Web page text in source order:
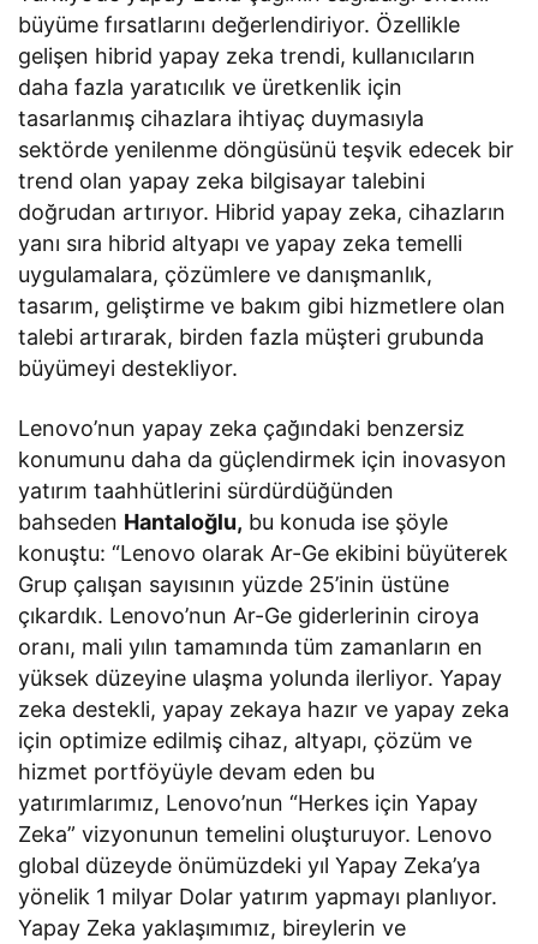
büyüme fırsatlarını değerlendiriyor. Özellikle
gelişen hibrid yapay zeka trendi, kullanıcıların
daha fazla yaratıcılık ve üretkenlik için
tasarlanmış cihazlara ihtiyaç duymasıyla
sektörde yenilenme döngüsünü teşvik edecek bir
trend olan yapay zeka bilgisayar talebini
doğrudan artırıyor. Hibrid yapay zeka, cihazların
yanı sıra hibrid altyapı ve yapay zeka temelli
uygulamalara, çözümlere ve danışmanlık,
tasarım, geliştirme ve bakım gibi hizmetlere olan
talebi artırarak, birden fazla müşteri grubunda
büyümeyi destekliyor.
Lenovo’nun yapay zeka çağındaki benzersiz
konumunu daha da güçlendirmek için inovasyon
yatırım taahhütlerini sürdürdüğünden
bahseden Hantaloğlu, bu konuda ise şöyle
konuştu: “Lenovo olarak Ar-Ge ekibini büyüterek
Grup çalışan sayısının yüzde 25’inin üstüne
çıkardık. Lenovo’nun Ar-Ge giderlerinin ciroya
oranı, mali yılın tamamında tüm zamanların en
yüksek düzeyine ulaşma yolunda ilerliyor. Yapay
zeka destekli, yapay zekaya hazır ve yapay zeka
için optimize edilmiş cihaz, altyapı, çözüm ve
hizmet portföyüyle devam eden bu
yatırımlarımız, Lenovo’nun “Herkes için Yapay
Zeka” vizyonunun temelini oluşturuyor. Lenovo
global düzeyde önümüzdeki yıl Yapay Zeka’ya
yönelik 1 milyar Dolar yatırım yapmayı planlıyor.
Yapay Zeka yaklaşımımız, bireylerin ve